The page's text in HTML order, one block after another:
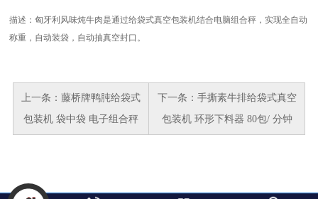
描述：匈牙利风味炖牛肉是通过给袋式真空包装机结合电脑组合秤，实现全自动
称重，自动装袋，自动抽真空封口。
上一条： 藤桥牌鸭肫给袋式
包装机 袋中袋 电子组合秤
下一条： 手撕素牛排给袋式真空
包装机 环形下料器 80包/ 分钟